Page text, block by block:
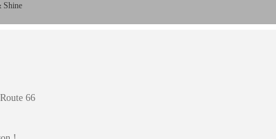
Shine
66